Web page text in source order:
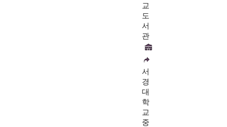
교
도
서
관
서
경
대
학
교
중